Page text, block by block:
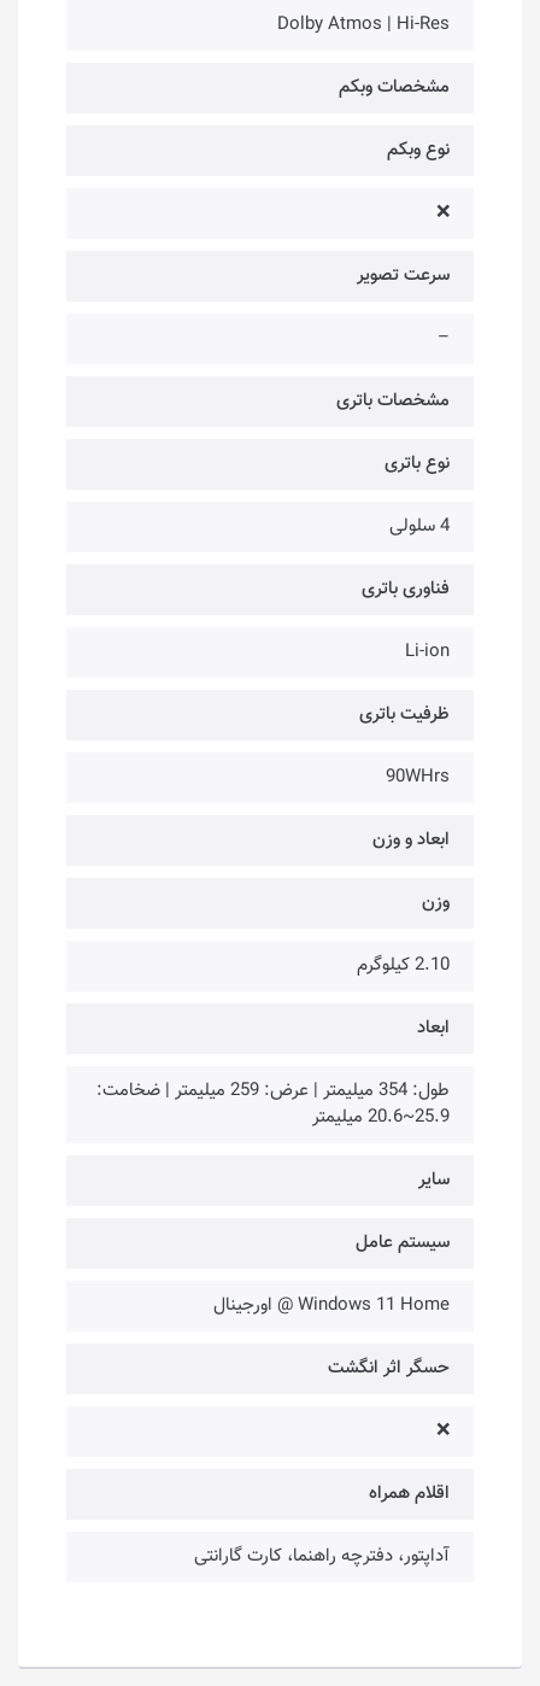
Dolby Atmos | Hi-Res
مشخصات وبکم
نوع وبکم
❌
سرعت تصویر
–
مشخصات باتری
نوع باتری
4 سلولی
فناوری باتری
Li-ion
ظرفیت باتری
90WHrs
ابعاد و وزن
وزن
2.10 کیلوگرم
ابعاد
طول: 354 میلیمتر | عرض: 259 میلیمتر | ضخامت:
25.9~20.6 میلیمتر
سایر
سیستم عامل
Windows 11 Home @ اورجینال
حسگر اثر انگشت
❌
اقلام همراه
آداپتور، دفترچه راهنما، کارت گارانتی